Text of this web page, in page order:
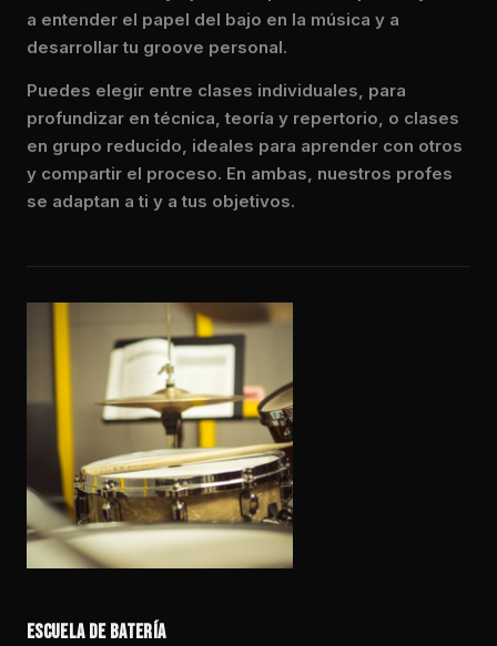
a entender el papel del bajo en la música y a
desarrollar tu groove personal.
Puedes elegir entre clases individuales, para
profundizar en técnica, teoría y repertorio, o clases
en grupo reducido, ideales para aprender con otros
y compartir el proceso. En ambas, nuestros profes
se adaptan a ti y a tus objetivos.
ESCUELA DE BATERÍA